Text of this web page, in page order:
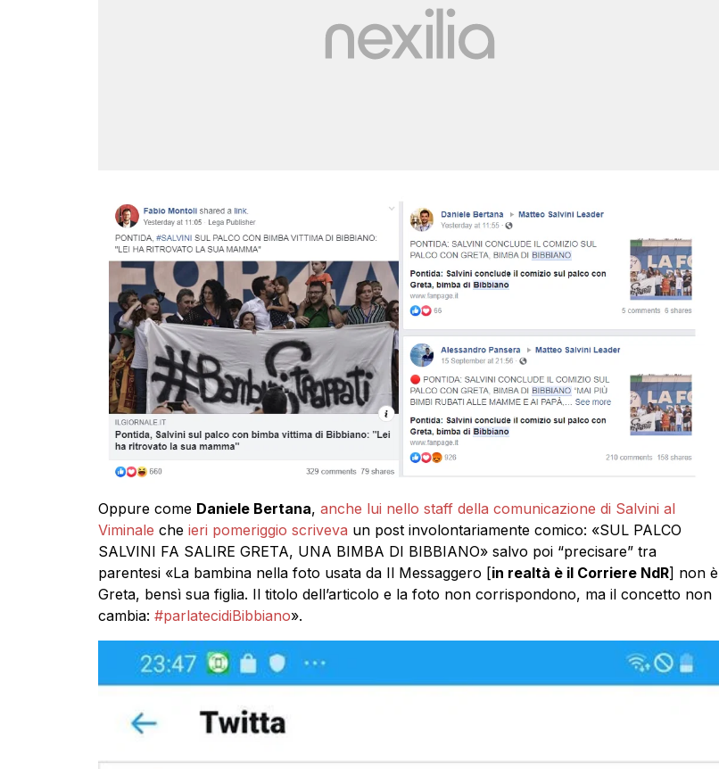
Oppure come Daniele Bertana, anche lui nello staff della comunicazione di Salvini al
Viminale che ieri pomeriggio scriveva un post involontariamente comico: «SUL PALCO
SALVINI FA SALIRE GRETA, UNA BIMBA DI BIBBIANO» salvo poi “precisare” tra
parentesi «La bambina nella foto usata da Il Messaggero [in realtà è il Corriere NdR] non è
Greta, bensì sua figlia. Il titolo dell’articolo e la foto non corrispondono, ma il concetto non
cambia: #parlatecidiBibbiano».